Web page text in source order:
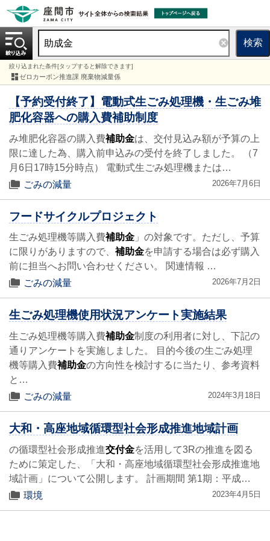
検索
絞り込まれた条件[タップすると解除できます]
ゼロカーボン推進課 廃棄物減量係
【予約受付終了】電動式生ごみ処理機・生ごみ堆
肥化容器への購入費補助制度
み堆肥化容器の購入費補助金は、交付見込み額が予算の上
限に達した為、購入前申込みの受付を終了しました。 （7
月6日17時15分時点） 電動式生ごみ処理機または…
ごみの減量
2026年7月6日
フードサイクルプロジェクト
生ごみ処理機等購入費補助金 」の対象です。ただし、予算
に限りがありますので、 補助金を申請する場合は必ず購入
前に担当へお問い合わせください。 関連情報 …
ごみの減量
2026年7月2日
生ごみ処理機使用状況アンケート実施結果
生ごみ処理機等購入費補助金制度の利用者に対し、下記の
通りアンケートを実施しました。 目的今後の生ごみ処理
機等購入費補助金の方向性を検討するに当たり、参考資料
と…
ごみの減量
2024年3月18日
大和・高座地域循環型社会形成推進地域計画
の循環型社会形成推進交付金を活用して3Rの推進を図る
ために策定した、「大和・高座地域循環型社会形成推進地
域計画」について公開します。 計画期間 第1期：平成…
環境
2023年4月5日